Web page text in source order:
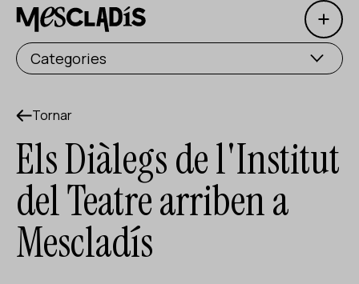
Open
Productora social
Productora d'experiències
Productora d'ocupació
Productora de coneixement
Productora cultural
Agenda
Categories
Tornar
Els Diàlegs de l'Institut
del Teatre arriben a
Mescladís